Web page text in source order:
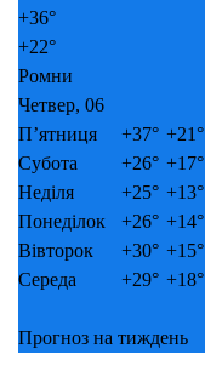
+36°
+22°
Ромни
Четвер, 06
П’ятниця
+37° +21°
Субота
+26° +17°
Неділя
+25° +13°
Понеділок
+26° +14°
Вівторок
+30° +15°
Середа
+29° +18°
Прогноз на тиждень